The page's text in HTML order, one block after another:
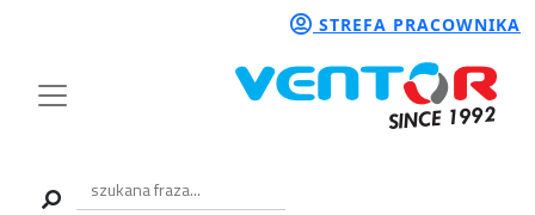
STREFA PRACOWNIKA